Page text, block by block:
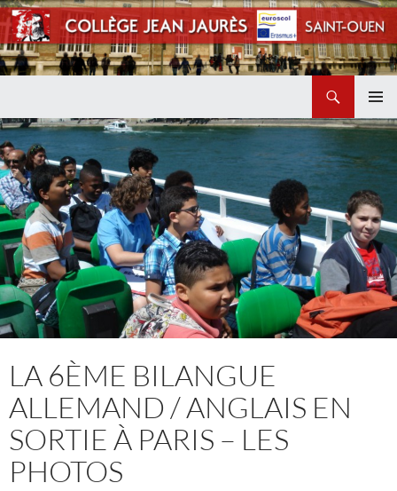
MENU
AU
CONTENU
LA 6ÈME BILANGUE
ALLEMAND / ANGLAIS EN
SORTIE À PARIS – LES
PHOTOS